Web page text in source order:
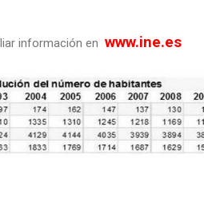
información en www.ine.es